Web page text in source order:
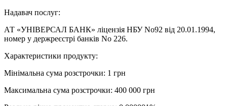
Надавач послуг:
АТ «УНІВЕРСАЛ БАНК» ліцензія НБУ No92 від 20.01.1994,
номер у держреєстрі банків No 226.
Характеристики продукту:
Мінімальна сума розстрочки: 1 грн
Максимальна сума розстрочки: 400 000 грн